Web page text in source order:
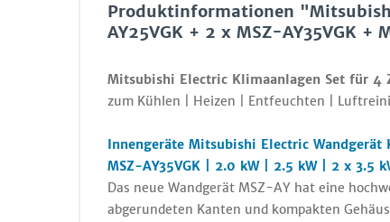
Produktinformationen
AY25VGK + 2 x MSZ-AY35VGK +
Mitsubishi Electric Klimaanlagen Set für
zum Kühlen | Heizen | Entfeuchten |
Innengeräte Mitsubishi Electric Wandgerät
MSZ-AY35VGK | 2.0 kW | 2.5 kW | 2 x 3.5
Das neue Wandgerät MSZ-AY hat eine
abgerundeten Kanten und kompakten